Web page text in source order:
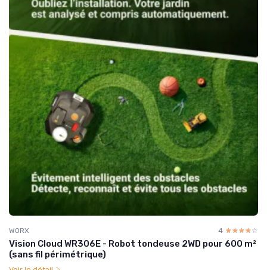
WORX 4 ☆☆☆☆☆
★★★★★
Vision Cloud WR306E - Robot tondeuse 2WD pour 600 m²
(sans fil périmétrique)